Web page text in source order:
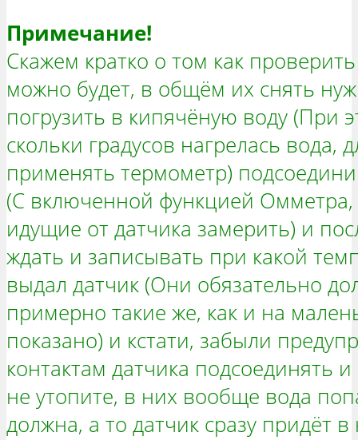
Примечание!
Скажем кратко о том как
можно будет, в общём их снять
погрузить в кипячёную воду (При
скольки градусов нагрелась вода,
применять термометр)
(С включенной функцией
идущие от датчика замерить) и
ждать и записывать при какой
выдал датчик (Они обязательно
примерно такие же, как и на
показано) и кстати, забыли
контактам датчика подсоединять
не утопите, в них вообще вода
должна, а то датчик сразу придёт в